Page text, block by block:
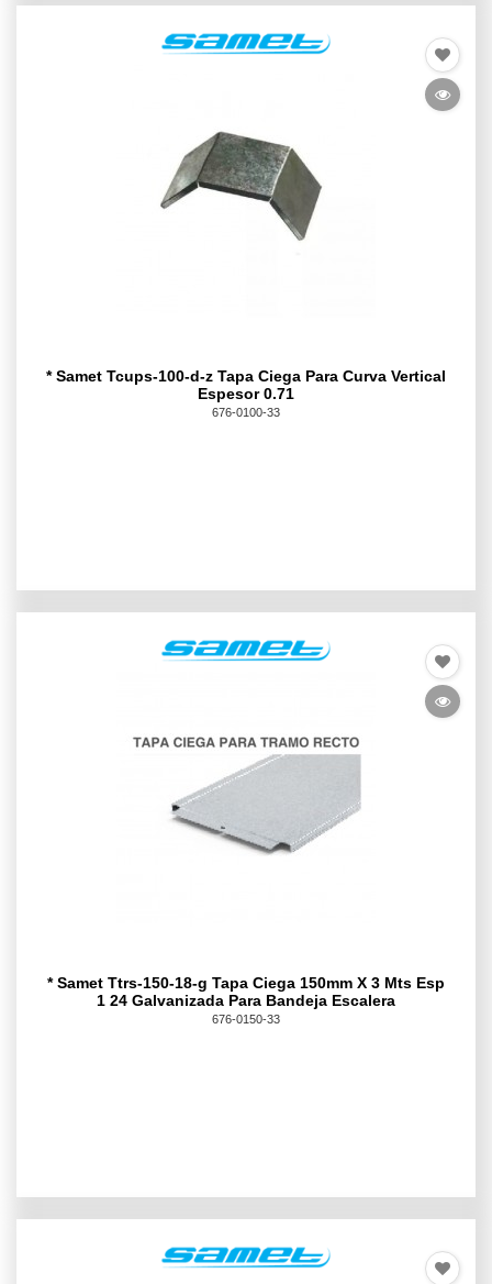
* Samet Tcups-100-d-z Tapa Ciega Para Curva Vertical
Espesor 0.71
676-0100-33
* Samet Ttrs-150-18-g Tapa Ciega 150mm X 3 Mts Esp
1 24 Galvanizada Para Bandeja Escalera
676-0150-33